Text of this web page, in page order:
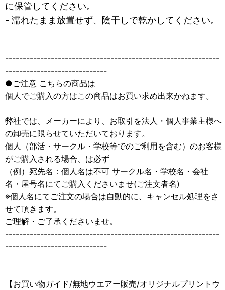
に保管してください。
- 濡れたまま放置せず、陰干しで乾かしてください。
-------------------------------------------------------------
-----------------------------
●ご注意 こちらの商品は
個人でご購入の方はこの商品はお買い求め出来かねます。
弊社では、メーカーにより、お取引を法人・個人事業主様へ
の卸売に限らせていただいております。
個人（部活・サークル・学校等でのご利用を含む）のお客様
がご購入される場合、は必ず
（例）宛先名：個人名は不可 サークル名・学校名・会社
名・屋号名にてご購入くださいませ(ご注文者名)
※個人名にてご注文の場合は自動的に、キャンセル処理をさ
せて頂きます。
ご理解・ご了承くださいませ。
-------------------------------------------------------------
-----------------------------
【お買い物ガイド/無地ウエアー販売/オリジナルプリントウ